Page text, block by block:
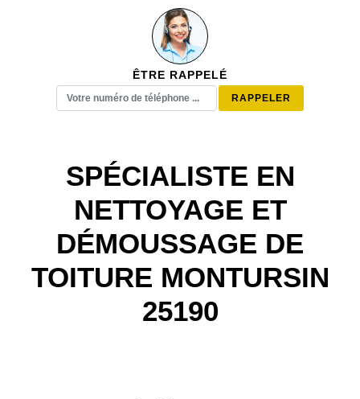
ÊTRE RAPPELÉ
SPÉCIALISTE EN
NETTOYAGE ET
DÉMOUSSAGE DE
TOITURE MONTURSIN
25190